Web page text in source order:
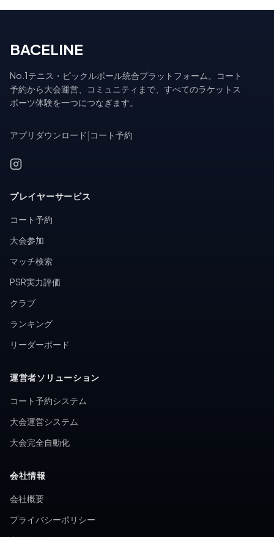
BACELINE
No.1テニス・ピックルボール統合プラットフォーム。コート
予約から大会運営、コミュニティまで、すべてのラケットス
ポーツ体験を一つにつなぎます。
アプリダウンロード コート予約
プレイヤーサービス
コート予約
大会参加
マッチ検索
PSR実力評価
クラブ
ランキング
リーダーボード
運営者ソリューション
コート予約システム
大会運営システム
大会完全自動化
会社情報
会社概要
プライバシーポリシー